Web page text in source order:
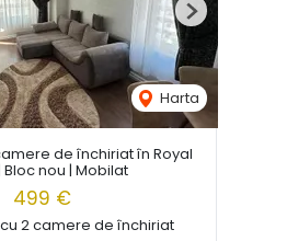
Harta
Next
de închiriat în Royal
Bloc nou | Mobilat
499 €
2 camere de închiriat